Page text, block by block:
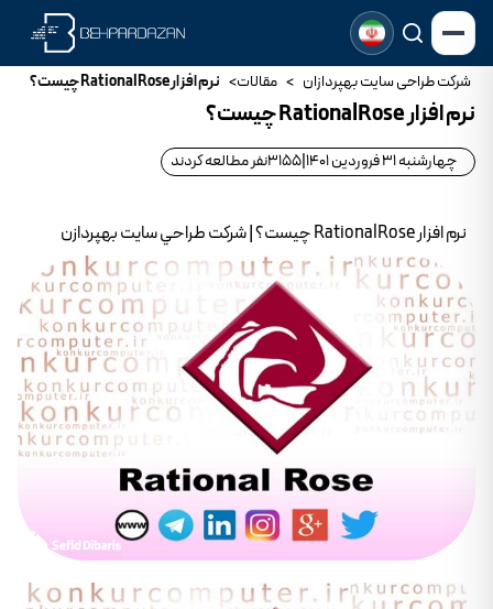
شرکت طراحی سایت بهپردازان > مقالات> نرم افزار RationalRose چيست؟
نرم افزار RationalRose چيست؟
چهارشنبه 31 فروردین 1401 3155نفر مطالعه کردند
نرم افزار RationalRose چيست؟ | شرکت طراحي سايت بهپردازن